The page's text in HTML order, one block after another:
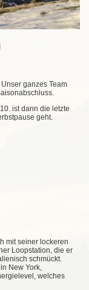
ganzes Team
ist dann die letzte
geht.
mit seiner lockeren
Loopstation, die er
schmückt.
New York,
welches